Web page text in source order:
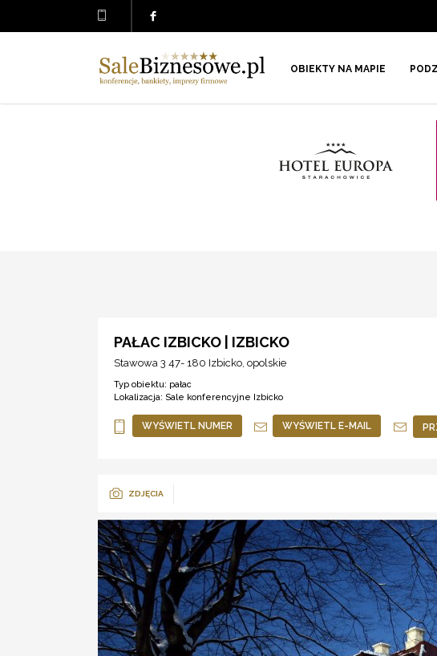
OBIEKTY NA MAPIE
PAŁAC IZBICKO | IZBICKO
Stawowa 3 47- 180 Izbicko, opolskie
Typ obiektu: pałac
Lokalizacja: Sale konferencyjne Izbicko
WYŚWIETL NUMER WYŚWIETL E-MAIL
ZDJĘCIA